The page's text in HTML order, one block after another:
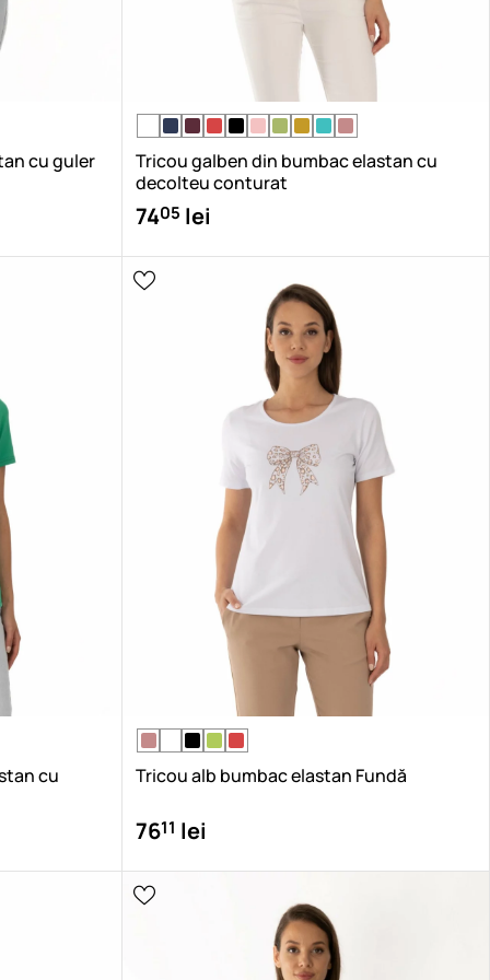
cu guler
Tricou galben din bumbac elastan cu
decolteu conturat
7405 lei
cu Tricou alb bumbac elastan Fundă
7611 lei